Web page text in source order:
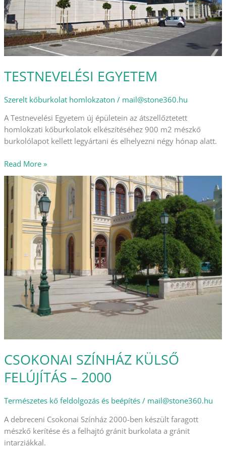
TESTNEVELÉSI EGYETEM
Szerelt kőburkolat homlokzaton / mail@stone360.hu
A Testnevelési Egyetem új épületein az átszellőztetett
homlokzati kőburkolatok elkészítéséhez 900 m2 mészkő
burkolólapot kellett legyártani és elhelyezni négy hónap alatt.
Read More »
CSOKONAI SZÍNHÁZ KÜLSŐ
FELÚJÍTÁS – 2000
Természetes kő feldolgozás és beépítés/ mail@stone360.hu
A debreceni Csokonai Színház 2000-ben készült faragott
mészkő kerítése és a felhajtó gránit burkolata a gránit
intarziákkal.
CSOKONAI
SZÍNHÁZ
FELÚJÍTÁS
–
2000